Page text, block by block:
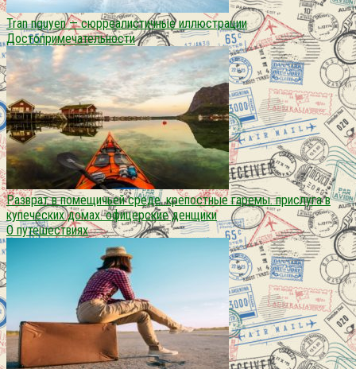
Tran nguyen — сюрреалистичные иллюстрации
Достопримечательности
Разврат в помещичьей среде. крепостные гаремы. прислуга в
купеческих домах. офицерские денщики
О путешествиях